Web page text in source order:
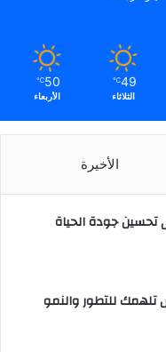
49
℃
الثلاثاء
50
℃
الأربعاء
الأخيرة
تحسين جودة الحياة
تلهمك للتطور والنمو